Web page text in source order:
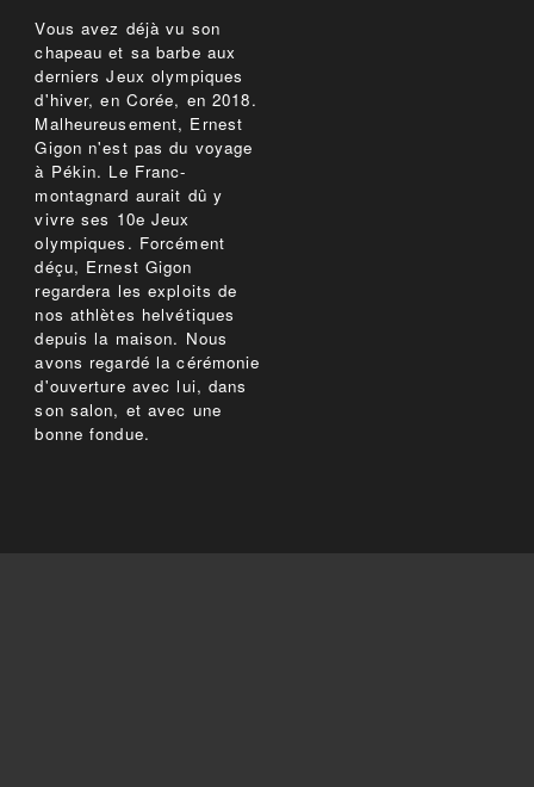
Vous avez déjà vu son
chapeau et sa barbe aux
derniers Jeux olympiques
d'hiver, en Corée, en 2018.
Malheureusement, Ernest
Gigon n'est pas du voyage
à Pékin. Le Franc-
montagnard aurait dû y
vivre ses 10e Jeux
olympiques. Forcément
déçu, Ernest Gigon
regardera les exploits de
nos athlètes helvétiques
depuis la maison. Nous
avons regardé la cérémonie
d'ouverture avec lui, dans
son salon, et avec une
bonne fondue.